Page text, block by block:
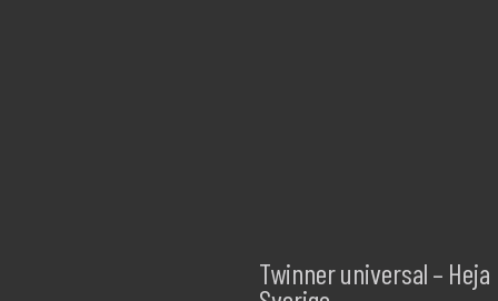
Twinner universal – Heja